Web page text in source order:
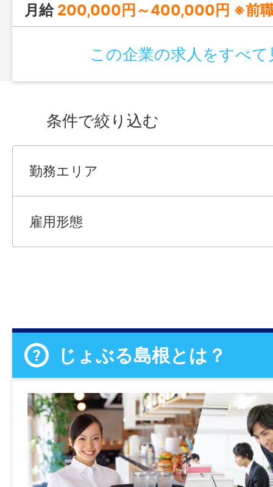
月給 200,000円～400,000円 ※前職の経験や年齢、能力をしっ
この企業の求人をすべて
条件で絞り込む
勤務エリア
雇用形態
じょぶる島根とは？